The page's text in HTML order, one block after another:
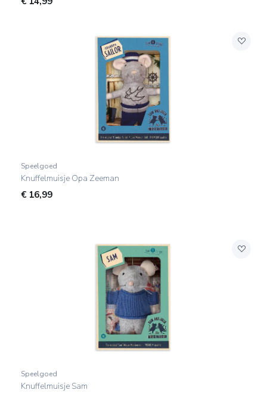
Speelgoed
Knuffelmuisje Opa Zeeman
€ 16,99
Speelgoed
Knuffelmuisje Sam